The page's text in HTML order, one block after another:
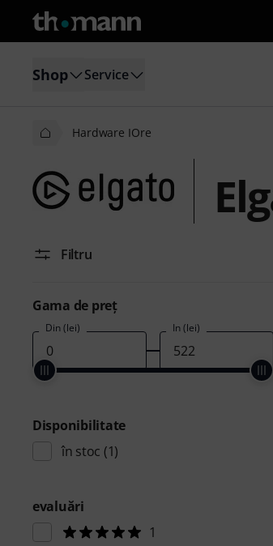
Shop Service
Hardware IOre
Filtru
Gama de preţ
Din (lei) În (lei)
Disponibilitate
în stoc (1)
evaluări
1